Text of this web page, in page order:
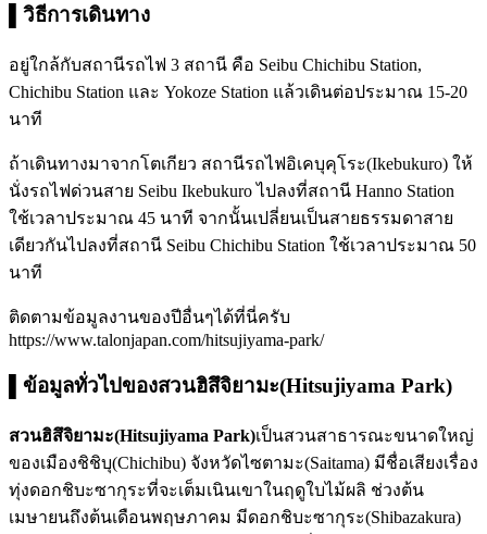
▌วิธีการเดินทาง
อยู่ใกล้กับสถานีรถไฟ 3 สถานี คือ Seibu Chichibu Station,
Chichibu Station และ Yokoze Station แล้วเดินต่อประมาณ 15-20
นาที
ถ้าเดินทางมาจากโตเกียว สถานีรถไฟอิเคบุคุโระ(Ikebukuro) ให้
นั่งรถไฟด่วนสาย Seibu Ikebukuro ไปลงที่สถานี Hanno Station
ใช้เวลาประมาณ 45 นาที จากนั้นเปลี่ยนเป็นสายธรรมดาสาย
เดียวกันไปลงที่สถานี Seibu Chichibu Station ใช้เวลาประมาณ 50
นาที
ติดตามข้อมูลงานของปีอื่นๆได้ที่นี่ครับ
https://www.talonjapan.com/hitsujiyama-park/
▌ข้อมูลทั่วไปของสวนฮิสึจิยามะ(Hitsujiyama Park)
สวนฮิสึจิยามะ(Hitsujiyama Park)เป็นสวนสาธารณะขนาดใหญ่
ของเมืองชิชิบุ(Chichibu) จังหวัดไซตามะ(Saitama) มีชื่อเสียงเรื่อง
ทุ่งดอกชิบะซากุระที่จะเต็มเนินเขาในฤดูใบไม้ผลิ ช่วงต้น
เมษายนถึงต้นเดือนพฤษภาคม มีดอกชิบะซากุระ(Shibazakura)